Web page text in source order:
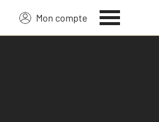
Mon compte